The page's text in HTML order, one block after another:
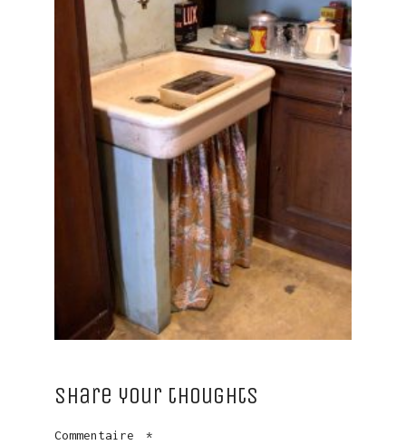
Share your thoughts
Commentaire *